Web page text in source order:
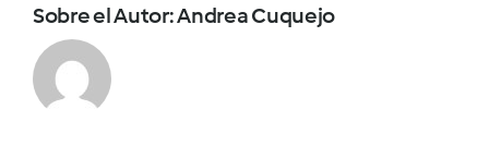
Sobre el Autor:Andrea Cuquejo